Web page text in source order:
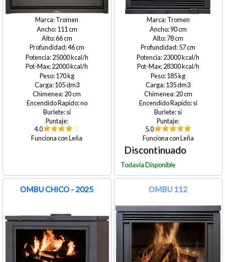
Tromen
111
66
46
25000
22000
170
105
20
no
si
4.0
Leña
Tromen
90
78
57
23000
28300
185
135
20
si
si
5.0
Leña
OMBU CHICO - 2025 OMBU 112